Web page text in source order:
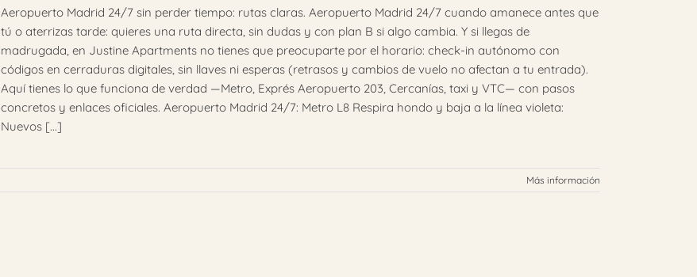
Aeropuerto Madrid 24/7 sin perder tiempo: rutas claras. Aeropuerto Madrid 24/7 cuando amanece antes que
tú o aterrizas tarde: quieres una ruta directa, sin dudas y con plan B si algo cambia. Y si llegas de
madrugada, en Justine Apartments no tienes que preocuparte por el horario: check-in autónomo con
códigos en cerraduras digitales, sin llaves ni esperas (retrasos y cambios de vuelo no afectan a tu entrada).
Aquí tienes lo que funciona de verdad —Metro, Exprés Aeropuerto 203, Cercanías, taxi y VTC— con pasos
concretos y enlaces oficiales. Aeropuerto Madrid 24/7: Metro L8 Respira hondo y baja a la línea violeta:
Nuevos [...]
Más información